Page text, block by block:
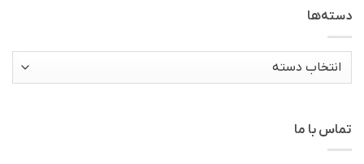
دسته‌ها
دسته‌ها
تماس با ما